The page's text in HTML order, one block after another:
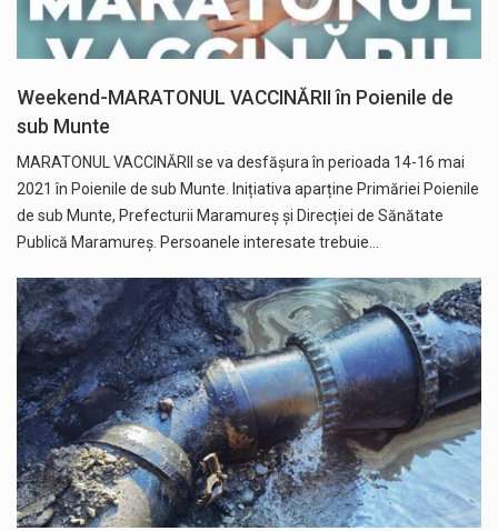
Weekend-MARATONUL VACCINĂRII în Poienile de
sub Munte
MARATONUL VACCINĂRII se va desfășura în perioada 14-16 mai
2021 în Poienile de sub Munte. Inițiativa aparține Primăriei Poienile
de sub Munte, Prefecturii Maramureș și Direcției de Sănătate
Publică Maramureș. Persoanele interesate trebuie…